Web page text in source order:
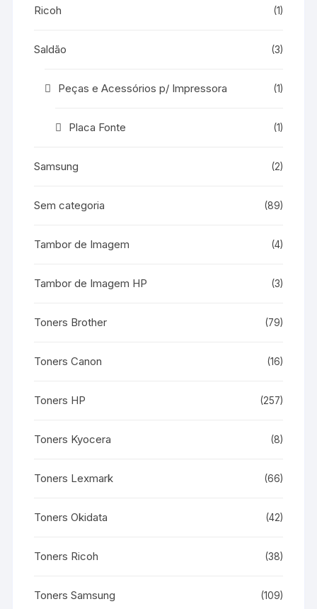
Ricoh (1)
Saldão (3)
Peças e Acessórios p/ Impressora (1)
Placa Fonte (1)
Samsung (2)
Sem categoria (89)
Tambor de Imagem (4)
Tambor de Imagem HP (3)
Toners Brother (79)
Toners Canon (16)
Toners HP (257)
Toners Kyocera (8)
Toners Lexmark (66)
Toners Okidata (42)
Toners Ricoh (38)
Toners Samsung (109)